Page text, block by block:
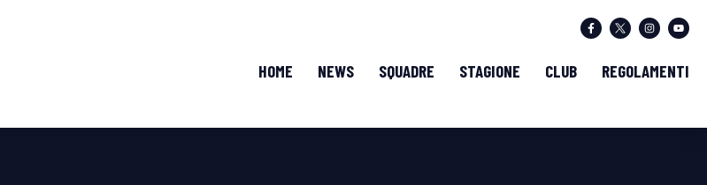
HOME NEWS SQUADRE STAGIONE CLUB REGOLAMENTI